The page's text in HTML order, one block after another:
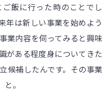
飯に行った時のことでし
年は新しい事業を始めよう
業内容を伺ってみると興味
がある程度身についてきた
候補したんです。その事業
。